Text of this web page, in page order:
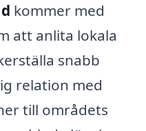
kommer med
att anlita lokala
snabb
relation med
till områdets